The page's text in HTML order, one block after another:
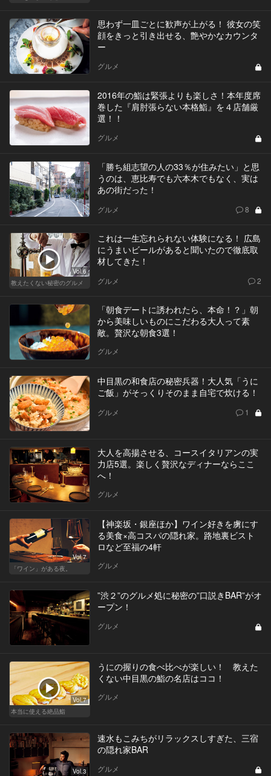
思わず一皿ごとに歓声が上がる！ 彼女の笑
顔をきっと引き出せる、艶やかなカウンタ
ー
グルメ
2016年の鮨は緊張よりも楽しさ！本年度席
巻した『肩肘張らない本格鮨』を４店舗厳
選！！
グルメ
「勝ち組志望の人の33％が住みたい」と思
うのは、恵比寿でも六本木でもなく、実は
あの街だった！
グルメ 8
Vol.6
教えたくない秘密のグルメ
これは一生忘れられない体験になる！ 広島
にうまいビールがあると聞いたので徹底取
材してきた！
グルメ 2
「朝食デートに誘われたら、本命！？」朝
から美味しいものにこだわる大人って素
敵。贅沢な朝食3選！
グルメ
中目黒の和食店の秘密兵器！大人気「うに
ご飯」がそっくりそのまま自宅で炊ける！
グルメ 1
大人を高揚させる、コースイタリアンの実
力店5選。楽しく贅沢なディナーならここ
へ！
グルメ
Vol.7
「ワイン」がある夜。
【神楽坂・銀座ほか】ワイン好きを虜にす
る美食×高コスパの隠れ家。路地裏ビスト
ロなど至福の4軒
グルメ
”渋２”のグルメ処に秘密の”口説きBAR”がオ
ープン！
グルメ
Vol.7
本当に使える絶品鮨
うにの握りの食べ比べが楽しい！ 教えた
くない中目黒の鮨の名店はココ！
グルメ
Vol.3
速水もこみちがリラックスしすぎた、三宿
の隠れ家BAR
グルメ